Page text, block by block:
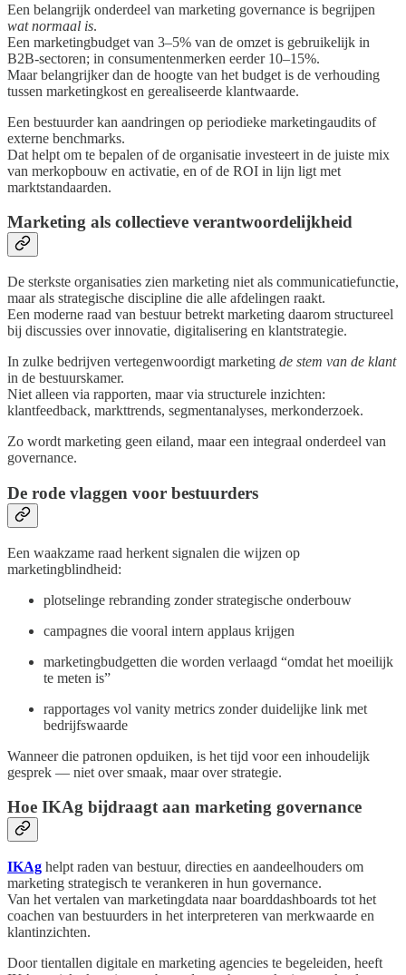
Een belangrijk onderdeel van marketing governance is begrijpen
wat normaal is.
Een marketingbudget van 3–5% van de omzet is gebruikelijk in
B2B-sectoren; in consumentenmerken eerder 10–15%.
Maar belangrijker dan de hoogte van het budget is de verhouding
tussen marketingkost en gerealiseerde klantwaarde.
Een bestuurder kan aandringen op periodieke marketingaudits of
externe benchmarks.
Dat helpt om te bepalen of de organisatie investeert in de juiste mix
van merkopbouw en activatie, en of de ROI in lijn ligt met
marktstandaarden.
Marketing als collectieve verantwoordelijkheid
De sterkste organisaties zien marketing niet als communicatiefunctie,
maar als strategische discipline die alle afdelingen raakt.
Een moderne raad van bestuur betrekt marketing daarom structureel
bij discussies over innovatie, digitalisering en klantstrategie.
In zulke bedrijven vertegenwoordigt marketing de stem van de klant
in de bestuurskamer.
Niet alleen via rapporten, maar via structurele inzichten:
klantfeedback, markttrends, segmentanalyses, merkonderzoek.
Zo wordt marketing geen eiland, maar een integraal onderdeel van
governance.
De rode vlaggen voor bestuurders
Een waakzame raad herkent signalen die wijzen op
marketingblindheid:
plotselinge rebranding zonder strategische onderbouw
campagnes die vooral intern applaus krijgen
marketingbudgetten die worden verlaagd “omdat het moeilijk
te meten is”
rapportages vol vanity metrics zonder duidelijke link met
bedrijfswaarde
Wanneer die patronen opduiken, is het tijd voor een inhoudelijk
gesprek — niet over smaak, maar over strategie.
Hoe IKAg bijdraagt aan marketing governance
IKAg helpt raden van bestuur, directies en aandeelhouders om
marketing strategisch te verankeren in hun governance.
Van het vertalen van marketingdata naar boarddashboards tot het
coachen van bestuurders in het interpreteren van merkwaarde en
klantinzichten.
Door tientallen digitale en marketing agencies te begeleiden, heeft